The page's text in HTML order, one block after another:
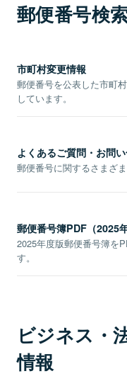
郵便番号検
市町村変更情報
郵便番号を公表した市町
しています。
よくあるご質問・お問
郵便番号に関するさまざ
郵便番号簿PDF（2025
2025年度版郵便番号簿を
す。
ビジネス・
情報